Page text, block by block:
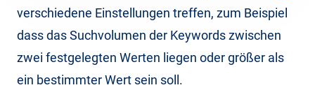
verschiedene Einstellungen treffen, zum Beispiel
dass das Suchvolumen der Keywords zwischen
zwei festgelegten Werten liegen oder größer als
ein bestimmter Wert sein soll.